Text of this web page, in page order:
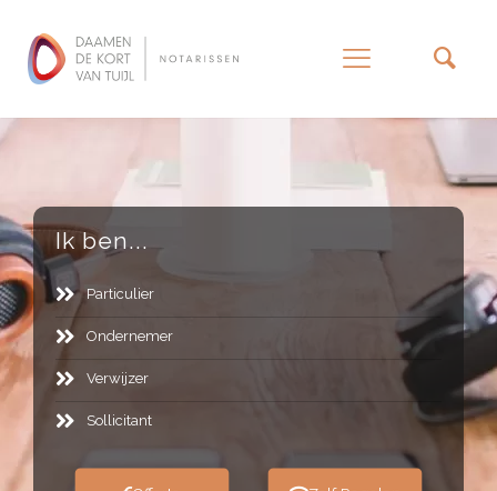
Ik ben...
Particulier
Ondernemer
Verwijzer
Sollicitant